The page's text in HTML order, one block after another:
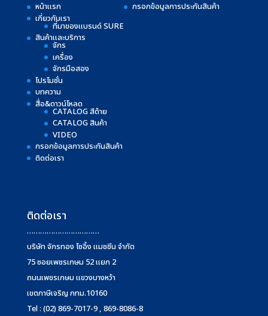
หน้าแรก
เกี่ยวกับเรา
ที่มาของแบรนด์ SURE
สินค้าและบริการ
จักร
เครื่อง
จักรมือสอง
โปรโมชั่น
บทความ
สื่อ&ดาวน์โหลด
CATALOG สีด้าย
CATALOG สินค้า
VIDEO
กรอกข้อมูลการประกันสินค้า
ติดต่อเรา
กรอกข้อมูลการประกันสินค้า
ติดต่อเรา
……………………………
บริษัท จักรทอง โซอิ้ง แมชชีน จำกัด
75 ซอยเพชรเกษม 52 แยก 2
ถนนเพชรเกษม แขวงบางหว้า
เขตภาษีเจริญ กทม.10160
Tel : (02) 869-7017-9 , 869-8086-8